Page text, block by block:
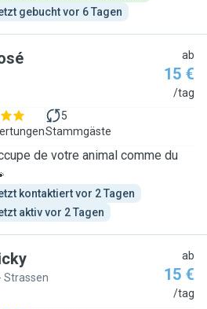
gebucht vor 6 Tagen
ab
15 €
/tag
5
Stammgäste
de votre animal comme du
kontaktiert vor 2 Tagen
aktiv vor 2 Tagen
Strassen
ab
15 €
/tag